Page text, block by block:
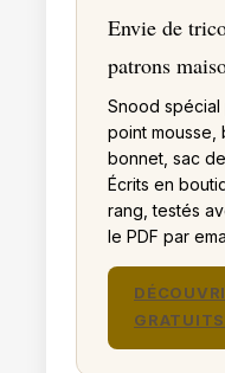
Envie de
patrons
Snood spécial
point mousse,
bonnet, sac
Écrits en
rang, testés
le PDF par
GRATUITS